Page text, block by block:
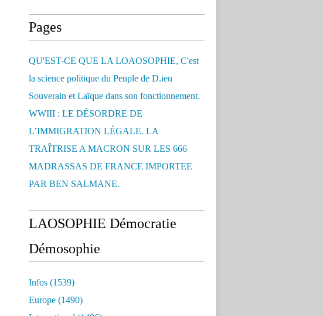
Pages
QU'EST-CE QUE LA LOAOSOPHIE, C'est
la science politique du Peuple de D.ieu
Souverain et Laïque dans son fonctionnement.
WWIII : LE DÉSORDRE DE
L’IMMIGRATION LÉGALE. LA
TRAÎTRISE A MACRON SUR LES 666
MADRASSAS DE FRANCE IMPORTEE
PAR BEN SALMANE.
LAOSOPHIE Démocratie
Démosophie
Infos (1539)
Europe (1490)